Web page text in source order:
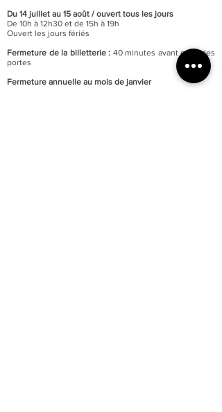
Du 14 juillet au 15 août / ouvert tous les jours
De 10h à 12h30 et de 15h à 19h
Ouvert les jours fériés
Fermeture de la billetterie : 40 minutes avant celle des
portes
Fermeture annuelle au mois de janvier